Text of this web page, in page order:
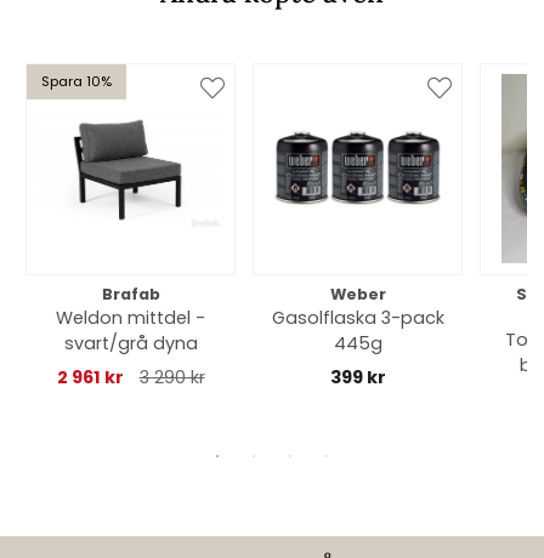
Spara 10%
Brafab
Weldon mittdel -
svart/grå dyna
2 961 kr
3 290 kr
Weber
Gasolflaska 3-pack
445g
399 kr